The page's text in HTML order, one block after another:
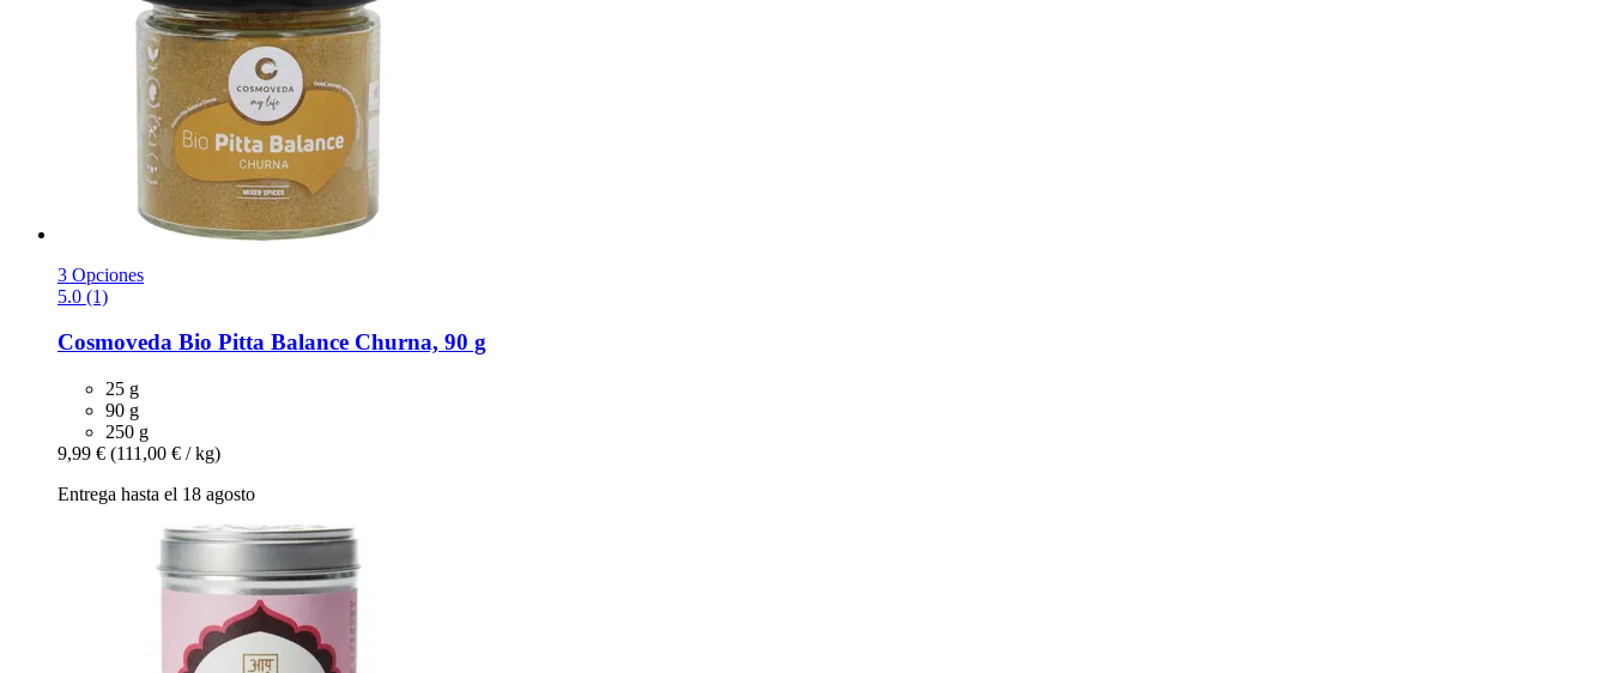
3 Opciones
5.0 (1)
Cosmoveda Bio Pitta Balance Churna, 90 g
25 g
90 g
250 g
9,99 € (111,00 € / kg)
Entrega hasta el 18 agosto